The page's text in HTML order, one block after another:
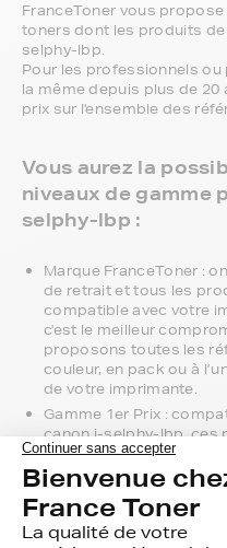
FranceToner vous
toners dont les produits
selphy-lbp.
Pour les professionnels
la même depuis plus de
prix sur l'ensemble des
Vous aurez la
niveaux de gamme
selphy-lbp :
Marque FranceToner :
de retrait et tous les
compatible avec votre
c'est le meilleur
proposons toutes les
couleur, en pack ou à
de votre imprimante.
Gamme 1er Prix :
canon i-selphy-lbp, ces
de notre gamme
Marque constructeur :
chercher vos toners
gagnez du temps en
vous.